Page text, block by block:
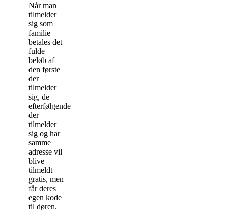
Når man
tilmelder
sig som
familie
betales det
fulde
beløb af
den første
der
tilmelder
sig, de
efterfølgende
der
tilmelder
sig og har
samme
adresse vil
blive
tilmeldt
gratis, men
får deres
egen kode
til døren.